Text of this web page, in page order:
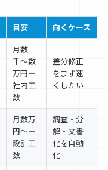
目安 向くケース
月数
千〜数
万円＋
社内工
数
差分修正
をまず速
くしたい
月数万
円〜＋
設計工
数
調査・分
解・文書
化を自動
化